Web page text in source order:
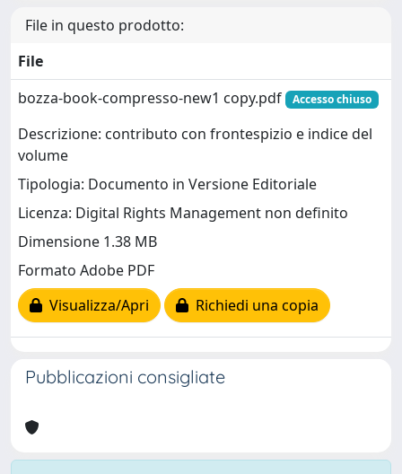
File in questo prodotto:
File
bozza-book-compresso-new1 copy.pdf
Accesso chiuso
Descrizione: contributo con frontespizio e indice del
volume
Tipologia: Documento in Versione Editoriale
Licenza: Digital Rights Management non definito
Dimensione 1.38 MB
Formato Adobe PDF
Visualizza/Apri
Richiedi una copia
Pubblicazioni consigliate